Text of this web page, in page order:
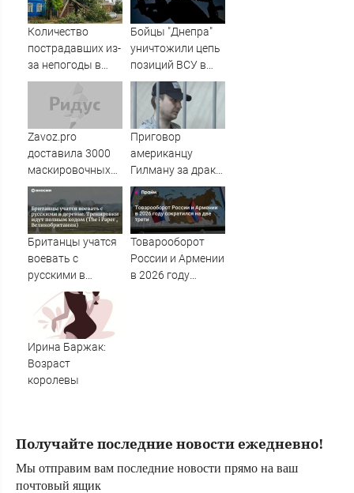
ЖКУ
Количество
пострадавших из-
за непогоды в
Ростове-на-Дону
возросло до 28
Бойцы "Днепра"
уничтожили цепь
позиций ВСУ в
Орехове
Zavoz.pro
доставила 3000
маскировочных
плащей «Морок»
для СВО
Приговор
американцу
Гилману за драки
в воронежском
СИЗО
потребовали
ужесточить -
Новости на
Вести.ru
Британцы учатся
воевать с
русскими в
деревне.
Тренировки идут
полным ходом
(The i Paper ,
Великобритания)
Товарооборот
России и Армении
в 2026 году
Ирина Баржак:
Возраст
королевы
Получайте последние новости ежедневно!
Мы отправим вам последние новости прямо на ваш
почтовый ящик